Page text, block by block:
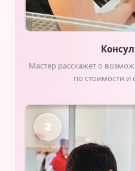
Мастер расскажет о
по стоимости и
2